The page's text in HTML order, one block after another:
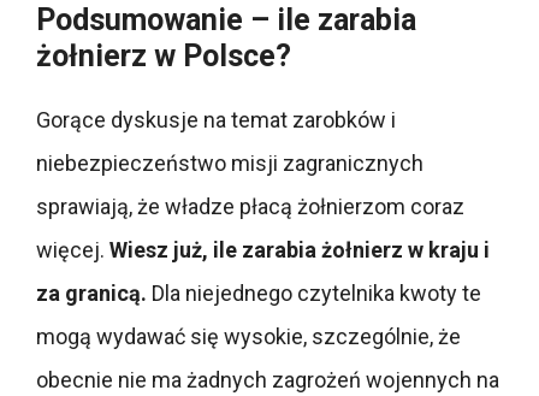
Podsumowanie – ile zarabia
żołnierz w Polsce?
Gorące dyskusje na temat zarobków i
niebezpieczeństwo misji zagranicznych
sprawiają, że władze płacą żołnierzom coraz
więcej. Wiesz już, ile zarabia żołnierz w kraju i
za granicą. Dla niejednego czytelnika kwoty te
mogą wydawać się wysokie, szczególnie, że
obecnie nie ma żadnych zagrożeń wojennych na